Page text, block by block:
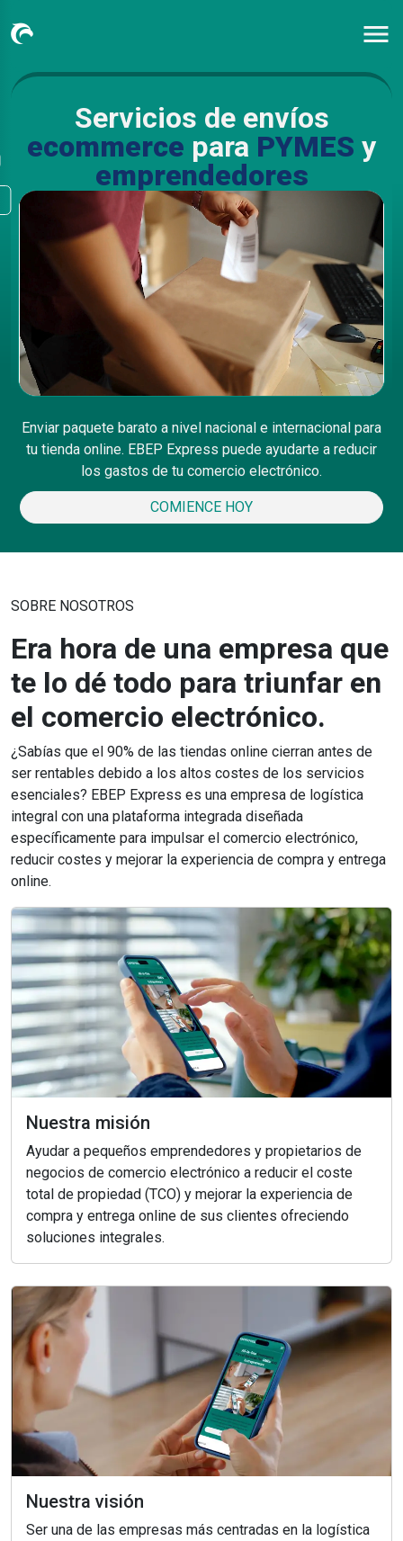
Servicios de envíos
ecommerce para PYMES y
emprendedores
Enviar paquete barato a nivel nacional e internacional para
tu tienda online. EBEP Express puede ayudarte a reducir
los gastos de tu comercio electrónico.
COMIENCE HOY
SOBRE NOSOTROS
Era hora de una empresa que
te lo dé todo para triunfar en
el comercio electrónico.
¿Sabías que el 90% de las tiendas online cierran antes de
ser rentables debido a los altos costes de los servicios
esenciales? EBEP Express es una empresa de logística
integral con una plataforma integrada diseñada
específicamente para impulsar el comercio electrónico,
reducir costes y mejorar la experiencia de compra y entrega
online.
Nuestra misión
Ayudar a pequeños emprendedores y propietarios de
negocios de comercio electrónico a reducir el coste
total de propiedad (TCO) y mejorar la experiencia de
compra y entrega online de sus clientes ofreciendo
soluciones integrales.
Nuestra visión
Ser una de las empresas más centradas en la logística